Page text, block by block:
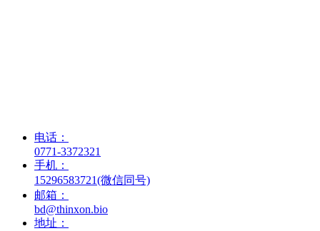
电话：
0771-3372321
手机：
15296583721(微信同号)
邮箱：
bd@thinxon.bio
地址：